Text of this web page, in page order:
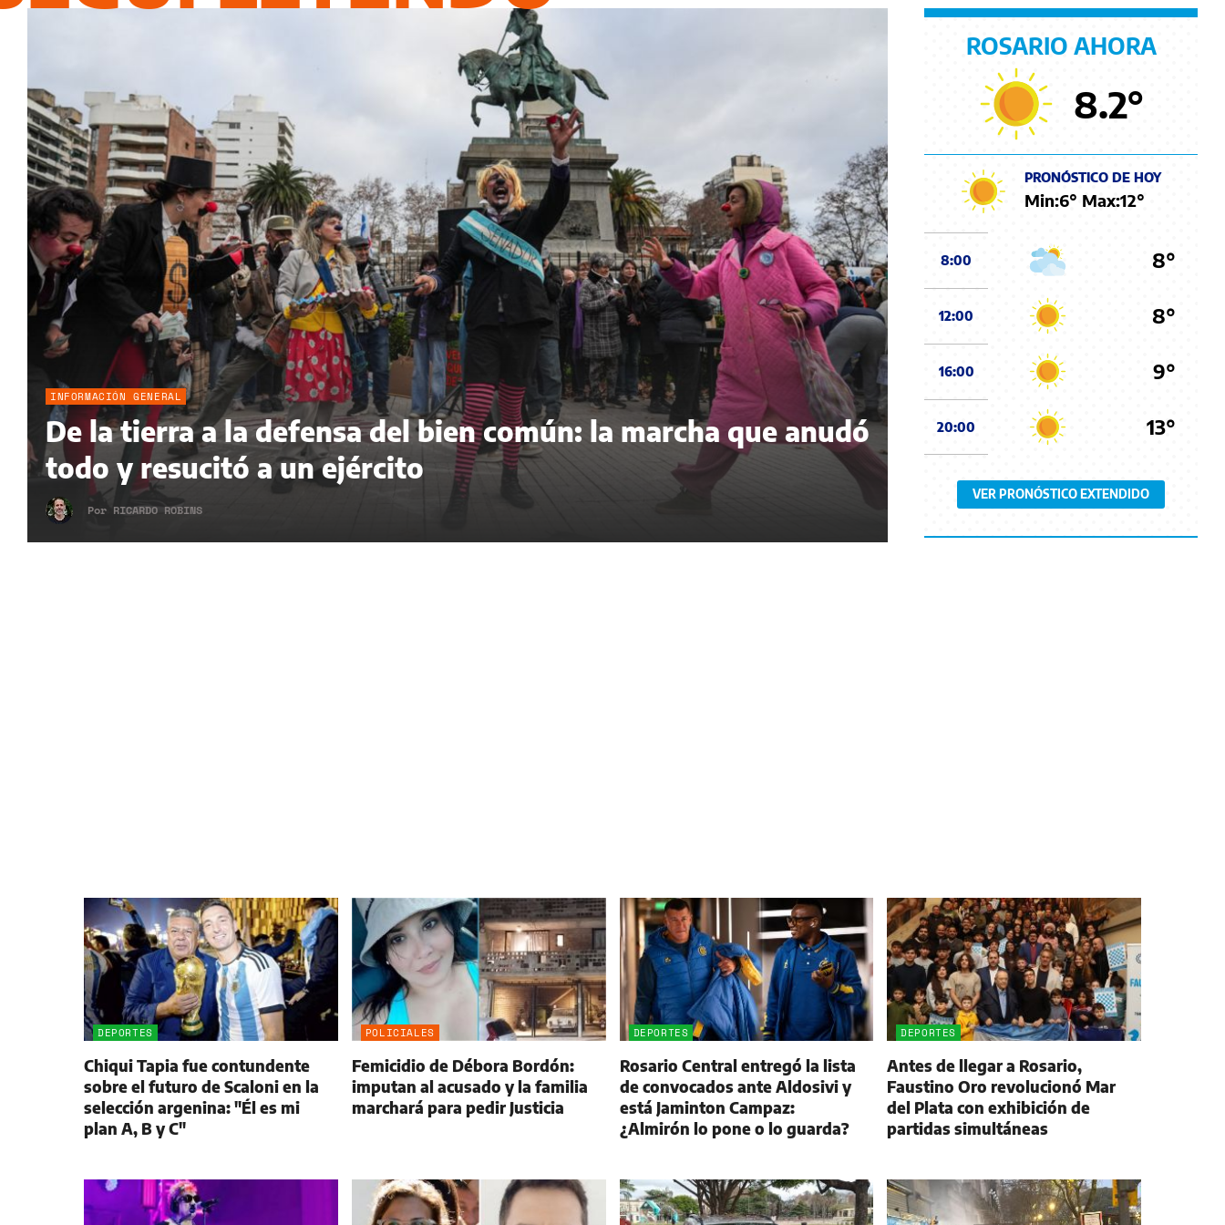
INFORMACIÓN GENERAL
De la tierra a la defensa del bien común: la marcha que anudó
todo y resucitó a un ejército
Por RICARDO ROBINS
ROSARIO AHORA
8.2°
PRONÓSTICO DE HOY
Min:6° Max:12°
8:00 8°
12:00 8°
16:00 9°
20:00 13°
VER PRONÓSTICO EXTENDIDO
DEPORTES
Chiqui Tapia fue contundente
sobre el futuro de Scaloni en la
selección argenina: "Él es mi
plan A, B y C"
POLICIALES
Femicidio de Débora Bordón:
imputan al acusado y la familia
marchará para pedir Justicia
DEPORTES
Rosario Central entregó la lista
de convocados ante Aldosivi y
está Jaminton Campaz:
¿Almirón lo pone o lo guarda?
DEPORTES
Antes de llegar a Rosario,
Faustino Oro revolucionó Mar
del Plata con exhibición de
partidas simultáneas